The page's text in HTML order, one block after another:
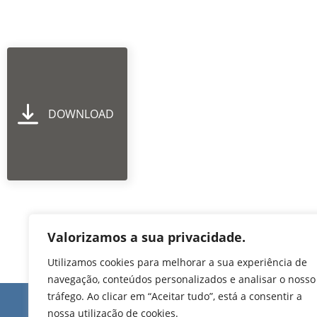
Valorizamos a sua privacidade.
Utilizamos cookies para melhorar a sua experiência de
navegação, conteúdos personalizados e analisar o nosso
tráfego. Ao clicar em “Aceitar tudo”, está a consentir a
nossa utilização de cookies.
DOWNLOAD
Edifício de Jovim